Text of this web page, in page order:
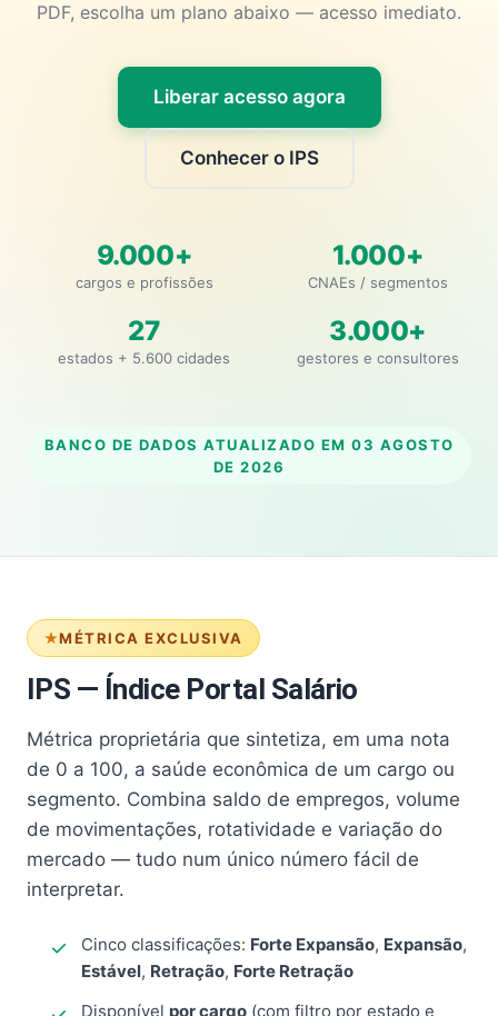
PDF, escolha um plano abaixo — acesso imediato.
Liberar acesso agora
Conhecer o IPS
9.000+
cargos e profissões
1.000+
CNAEs / segmentos
27
estados + 5.600 cidades
3.000+
gestores e consultores
BANCO DE DADOS ATUALIZADO EM 03 AGOSTO
DE 2026
MÉTRICA EXCLUSIVA
IPS — Índice Portal Salário
Métrica proprietária que sintetiza, em uma nota
de 0 a 100, a saúde econômica de um cargo ou
segmento. Combina saldo de empregos, volume
de movimentações, rotatividade e variação do
mercado — tudo num único número fácil de
interpretar.
Cinco classificações: Forte Expansão, Expansão,
Estável, Retração, Forte Retração
Disponível por cargo (com filtro por estado e